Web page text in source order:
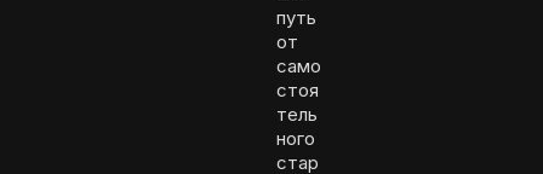
путь
от
само
стоя
тель
ного
стар